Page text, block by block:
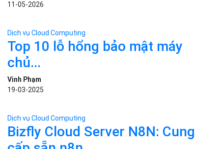
11-05-2026
Dịch vụ Cloud Computing
Top 10 lỗ hổng bảo mật máy
Vinh Phạm
19-03-2025